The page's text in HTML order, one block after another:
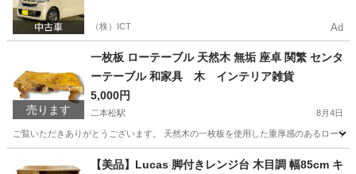
（株）ICT Ad
売ります
一枚板 ローテーブル 天然木 無垢 座卓 関繁 センタ
ーテーブル 和家具 木 インテリア雑貨
5,000円
二本松駅 8月4日
ご覧いただきありがとうございます。 天然木の一枚板を使用した重厚感のあるロー
二本松駅 インテリア雑貨/小物 天然
【美品】Lucas 脚付きレンジ台 木目調 幅85cm キ